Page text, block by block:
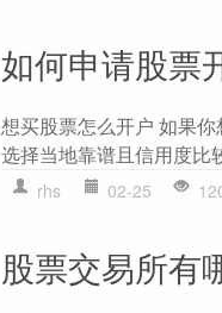
如何申请股票
想买股票怎么开户 如果
选择当地靠谱且信用度比
rhs 02-25
股票交易所有